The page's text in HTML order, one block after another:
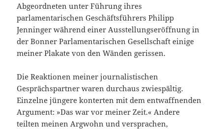
Abgeordneten unter Führung ihres
parlamentarischen Geschäftsführers Philipp
Jenninger während einer Ausstellungseröffnung in
der Bonner Parlamentarischen Gesellschaft einige
meiner Plakate von den Wänden gerissen.
Die Reaktionen meiner journalistischen
Gesprächspartner waren durchaus zwiespältig.
Einzelne jüngere konterten mit dem entwaffnenden
Argument: »Das war vor meiner Zeit.« Andere
teilten meinen Argwohn und versprachen,